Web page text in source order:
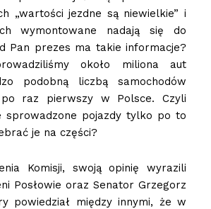
„wartości jezdne są niewielkie” i
wymontowane nadają się do
Pan prezes ma takie informacje?
około miliona aut
podobną liczbą samochodów
po raz pierwszy w Polsce. Czyli
sprowadzone pojazdy tylko po to
je na części?
Komisji, swoją opinię wyrazili
Posłowie oraz Senator Grzegorz
powiedział między innymi, że w